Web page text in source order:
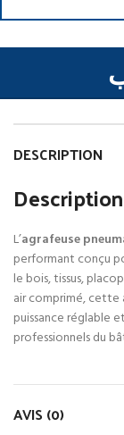
DESCRIPTION
Description
L’agrafeuse
performant conçu
le bois, tissus,
air comprimé, cette
puissance réglable
professionnels du
AVIS (0)